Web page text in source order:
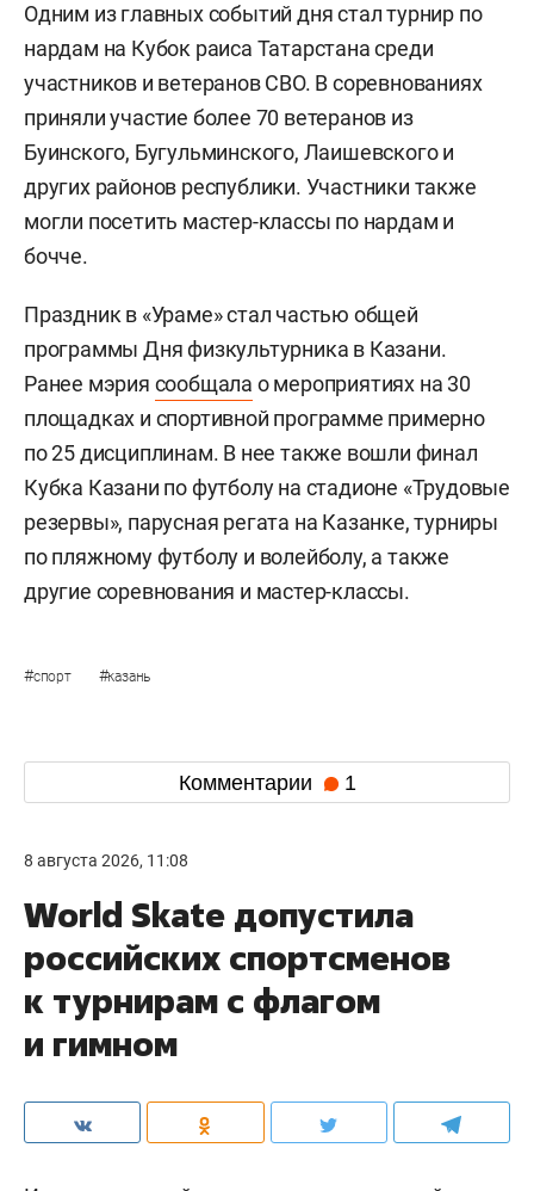
Одним из главных событий дня стал турнир по
нардам на Кубок раиса Татарстана среди
участников и ветеранов СВО. В соревнованиях
приняли участие более 70 ветеранов из
Буинского, Бугульминского, Лаишевского и
других районов республики. Участники также
могли посетить мастер-классы по нардам и
бочче.
Праздник в «Ураме» стал частью общей
программы Дня физкультурника в Казани.
Ранее мэрия сообщала о мероприятиях на 30
площадках и спортивной программе примерно
по 25 дисциплинам. В нее также вошли финал
Кубка Казани по футболу на стадионе «Трудовые
резервы», парусная регата на Казанке, турниры
по пляжному футболу и волейболу, а также
другие соревнования и мастер-классы.
#спорт #казань
Комментарии 1
8 августа 2026, 11:08
World Skate допустила
российских спортсменов
к турнирам с флагом
и гимном